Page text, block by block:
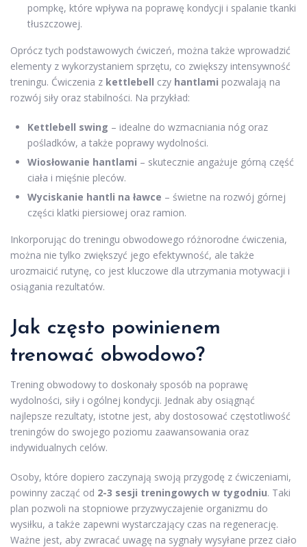
pompkę, które wpływa na poprawę kondycji i spalanie tkanki
tłuszczowej.
Oprócz tych podstawowych ćwiczeń, można także wprowadzić
elementy z wykorzystaniem sprzętu, co zwiększy intensywność
treningu. Ćwiczenia z kettlebell czy hantlami pozwalają na
rozwój siły oraz stabilności. Na przykład:
Kettlebell swing – idealne do wzmacniania nóg oraz
pośladków, a także poprawy wydolności.
Wiosłowanie hantlami – skutecznie angażuje górną część
ciała i mięśnie pleców.
Wyciskanie hantli na ławce – świetne na rozwój górnej
części klatki piersiowej oraz ramion.
Inkorporując do treningu obwodowego różnorodne ćwiczenia,
można nie tylko zwiększyć jego efektywność, ale także
urozmaicić rutynę, co jest kluczowe dla utrzymania motywacji i
osiągania rezultatów.
Jak często powinienem
trenować obwodowo?
Trening obwodowy to doskonały sposób na poprawę
wydolności, siły i ogólnej kondycji. Jednak aby osiągnąć
najlepsze rezultaty, istotne jest, aby dostosować częstotliwość
treningów do swojego poziomu zaawansowania oraz
indywidualnych celów.
Osoby, które dopiero zaczynają swoją przygodę z ćwiczeniami,
powinny zacząć od 2-3 sesji treningowych w tygodniu. Taki
plan pozwoli na stopniowe przyzwyczajenie organizmu do
wysiłku, a także zapewni wystarczający czas na regenerację.
Ważne jest, aby zwracać uwagę na sygnały wysyłane przez ciało